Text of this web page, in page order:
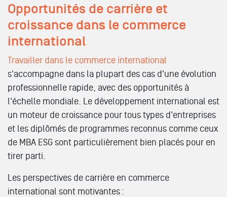
Opportunités de carrière et
croissance dans le commerce
international
Travailler dans le commerce international
s'accompagne dans la plupart des cas d'une évolution
professionnelle rapide, avec des opportunités à
l'échelle mondiale. Le développement international est
un moteur de croissance pour tous types d'entreprises
et les diplômés de programmes reconnus comme ceux
de MBA ESG sont particulièrement bien placés pour en
tirer parti.
Les perspectives de carrière en commerce
international sont motivantes :